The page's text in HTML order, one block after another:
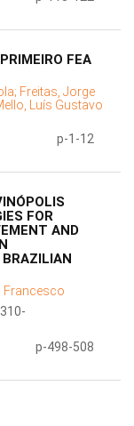
FEA
Freitas, Jorge
Luís Gustavo
p-1-12
FOR
AND
Francesco
p-498-508